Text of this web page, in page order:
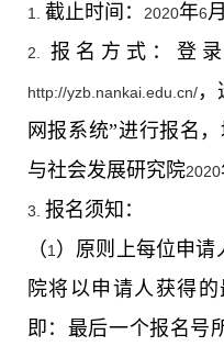
1. 截止时间： 2020年6月
2. 报名方式：登
http://yzb.nankai.edu.cn/，
网报系统”进行报名
与社会发展研究院2020
3. 报名须知：
（1 ）原则上每位申请
院将以申请人获得
即：最后一个报名号